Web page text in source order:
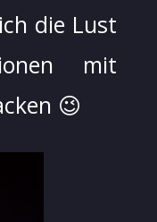
die Lust
mit
😉